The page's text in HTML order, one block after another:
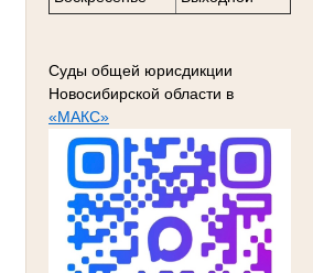
Суды общей юрисдикции
Новосибирской области в
«МАКС»